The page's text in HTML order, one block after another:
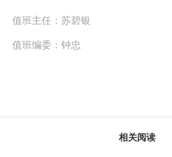
值班主任： 苏碧银
值班编委： 钟忠
相关阅读